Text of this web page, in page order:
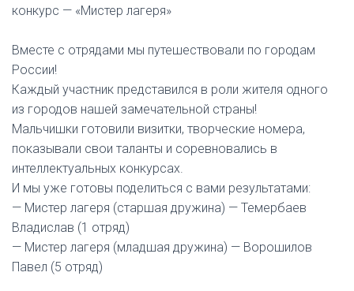
конкурс — «Мистер лагеря»
Вместе с отрядами мы путешествовали по городам
России!
Каждый участник представился в роли жителя одного
из городов нашей замечательной страны!
Мальчишки готовили визитки, творческие номера,
показывали свои таланты и соревновались в
интеллектуальных конкурсах.
И мы уже готовы поделиться с вами результатами:
— Мистер лагеря (старшая дружина) — Темербаев
Владислав (1 отряд)
— Мистер лагеря (младшая дружина) — Ворошилов
Павел (5 отряд)